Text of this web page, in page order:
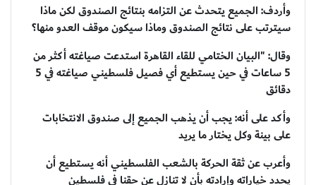
وأردف: الجميع يتحدث عن التزامه بنتائج الصندوق لكن ماذا
سيترتب على نتائج الصندوق وماذا سيكون موقف العدو منها؟
وقال: "البيان الختامي للقاء القاهرة استدعت صياغته أكثر من
5 ساعات في حين يستطيع أي فصيل فلسطيني صياغته في 5
دقائق
وأكد على أنه: يجب أن يذهب الجميع إلى صندوق الانتخابات
على بينة وكل يختار ما يريد
وأعرب عن ثقة الحركة بالشعب الفلسطيني أنه يستطيع أن
يحدد خياراته وإرادته بأن لا تنازل عن حقنا في فلسطين